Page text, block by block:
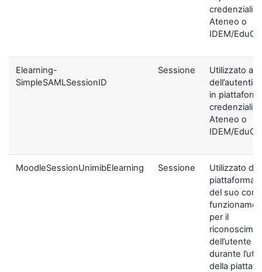
credenziali di
Ateneo o
IDEM/
Elearning-
SimpleSAMLSessionID
Sessione
Utilizzato ai
in
credenziali di
Ateneo o
IDEM/
MoodleSessionUnimibElearning Sessione
Utilizzato
piattaforma
del suo
per il
dell’utente
durante
della